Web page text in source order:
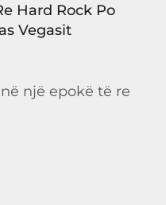
Hard Rock Po
Vegasit
një epokë të re